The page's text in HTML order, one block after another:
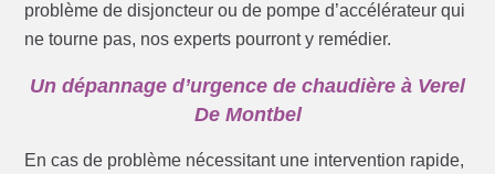
problème de disjoncteur ou de pompe d’accélérateur qui
ne tourne pas, nos experts pourront y remédier.
Un dépannage d’urgence de chaudière à Verel
De Montbel
En cas de problème nécessitant une intervention rapide,